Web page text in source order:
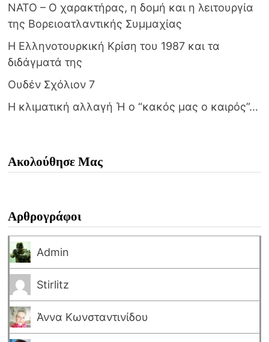
NATO – Ο χαρακτήρας, η δομή και η λειτουργία
της Βορειοατλαντικής Συμμαχίας
Η Ελληνοτουρκική Κρίση του 1987 και τα
διδάγματά της
Ουδέν Σχόλιον 7
Η κλιματική αλλαγή Ή ο “κακός μας ο καιρός”…
Ακολούθησε Μας
Αρθρογράφοι
Admin
Stirlitz
Άννα Κωνσταντινίδου